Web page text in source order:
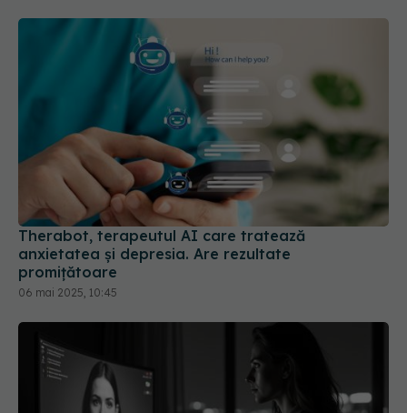
Therabot, terapeutul AI care tratează
anxietatea și depresia. Are rezultate
promițătoare
06 mai 2025, 10:45